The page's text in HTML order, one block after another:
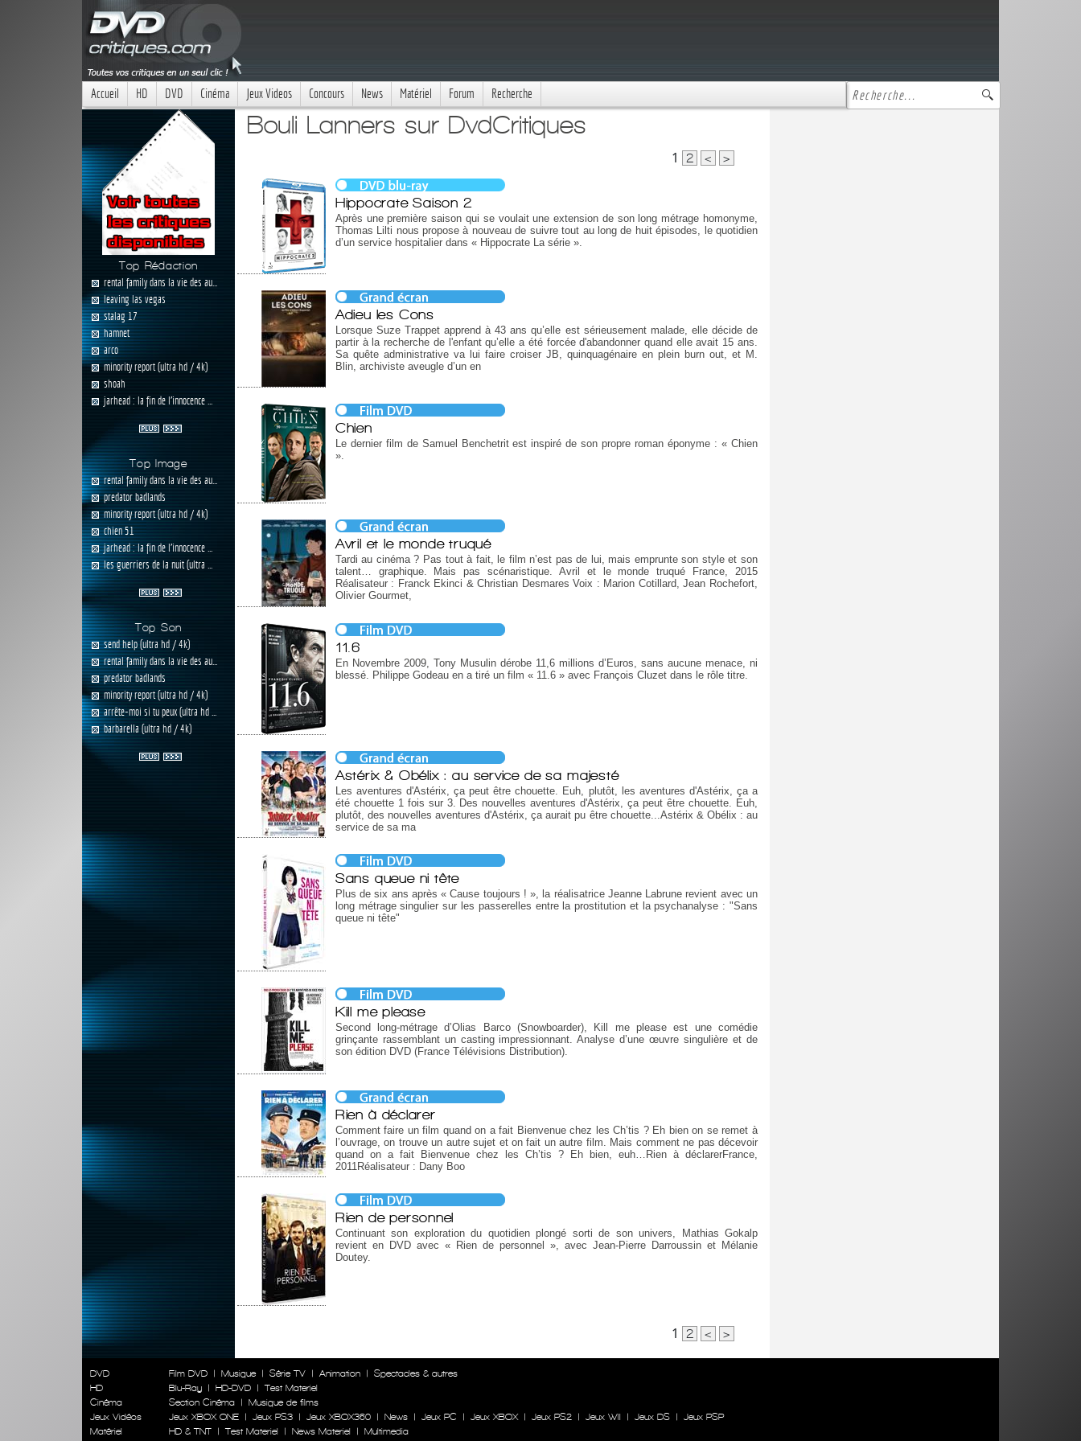
Accueil HD DVD Cinéma Jeux Videos Concours News Matériel Forum Recherche
Top Rédaction
rental family dans la vie des au...
leaving las vegas
stalag 17
hamnet
arco
minority report (ultra hd / 4k)
shoah
jarhead : la fin de l'innocence ...
Top Image
rental family dans la vie des au...
predator badlands
minority report (ultra hd / 4k)
chien 51
jarhead : la fin de l'innocence ...
les guerriers de la nuit (ultra ...
Top Son
send help (ultra hd / 4k)
rental family dans la vie des au...
predator badlands
minority report (ultra hd / 4k)
arrête-moi si tu peux (ultra hd ...
barbarella (ultra hd / 4k)
Bouli Lanners sur DvdCritiques
1 2 < >
Hippocrate Saison 2
Après une première saison qui se voulait une extension de son long métrage homonyme,
Thomas Lilti nous propose à nouveau de suivre tout au long de huit épisodes, le quotidien
d’un service hospitalier dans « Hippocrate La série ».
Adieu les Cons
Lorsque Suze Trappet apprend à 43 ans qu’elle est sérieusement malade, elle décide de
partir à la recherche de l'enfant qu’elle a été forcée d'abandonner quand elle avait 15 ans.
Sa quête administrative va lui faire croiser JB, quinquagénaire en plein burn out, et M.
Blin, archiviste aveugle d’un en
Chien
Le dernier film de Samuel Benchetrit est inspiré de son propre roman éponyme : « Chien
».
Avril et le monde truqué
Tardi au cinéma ? Pas tout à fait, le film n’est pas de lui, mais emprunte son style et son
talent… graphique. Mais pas scénaristique. Avril et le monde truqué France, 2015
Réalisateur : Franck Ekinci & Christian Desmares Voix : Marion Cotillard, Jean Rochefort,
Olivier Gourmet,
11.6
En Novembre 2009, Tony Musulin dérobe 11,6 millions d’Euros, sans aucune menace, ni
blessé. Philippe Godeau en a tiré un film « 11.6 » avec François Cluzet dans le rôle titre.
Astérix & Obélix : au service de sa majesté
Les aventures d'Astérix, ça peut être chouette. Euh, plutôt, les aventures d'Astérix, ça a
été chouette 1 fois sur 3. Des nouvelles aventures d'Astérix, ça peut être chouette. Euh,
plutôt, des nouvelles aventures d'Astérix, ça aurait pu être chouette...Astérix & Obélix : au
service de sa ma
Sans queue ni tête
Plus de six ans après « Cause toujours ! », la réalisatrice Jeanne Labrune revient avec un
long métrage singulier sur les passerelles entre la prostitution et la psychanalyse : "Sans
queue ni tête"
Kill me please
Second long-métrage d’Olias Barco (Snowboarder), Kill me please est une comédie
grinçante rassemblant un casting impressionnant. Analyse d’une œuvre singulière et de
son édition DVD (France Télévisions Distribution).
Rien à déclarer
Comment faire un film quand on a fait Bienvenue chez les Ch’tis ? Eh bien on se remet à
l’ouvrage, on trouve un autre sujet et on fait un autre film. Mais comment ne pas décevoir
quand on a fait Bienvenue chez les Ch’tis ? Eh bien, euh…Rien à déclarerFrance,
2011Réalisateur : Dany Boo
Rien de personnel
Continuant son exploration du quotidien plongé sorti de son univers, Mathias Gokalp
revient en DVD avec « Rien de personnel », avec Jean-Pierre Darroussin et Mélanie
Doutey.
1 2 < >
DVD
HD
Cinéma
Jeux Vidéos
Matériel
Film DVD | Musique | Série TV | Animation |
Spectacles & autres
Blu-Ray
| HD-DVD |
Test Materiel
Section Cinéma
|
Musique de films
Jeux XBOX ONE
| Jeux PS3 | Jeux XBOX360 | News | Jeux PC | Jeux XBOX | Jeux PS2 | Jeux WII | Jeux DS |
Jeux PSP
HD & TNT
| Test Materiel | News Materiel |
Multimedia